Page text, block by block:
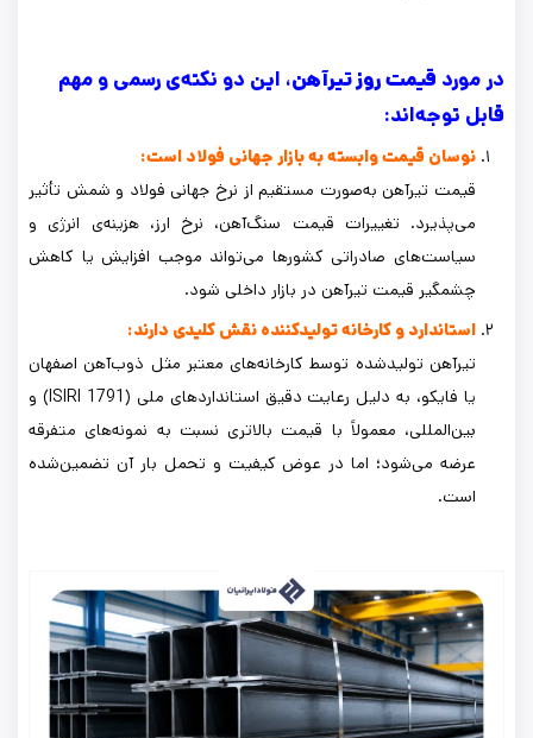
در مورد قیمت روز تیرآهن، این دو نکته‌ی رسمی و مهم
قابل توجه‌اند:
نوسان قیمت وابسته به بازار جهانی فولاد است:
قیمت تیرآهن به‌صورت مستقیم از نرخ جهانی فولاد و شمش تأثیر
می‌پذیرد. تغییرات قیمت سنگ‌آهن، نرخ ارز، هزینه‌ی انرژی و
سیاست‌های صادراتی کشورها می‌تواند موجب افزایش یا کاهش
چشمگیر قیمت تیرآهن در بازار داخلی شود.
استاندارد و کارخانه تولیدکننده نقش کلیدی دارند:
تیرآهن تولیدشده توسط کارخانه‌های معتبر مثل ذوب‌آهن اصفهان
یا فایکو، به دلیل رعایت دقیق استانداردهای ملی (ISIRI 1791) و
بین‌المللی، معمولاً با قیمت بالاتری نسبت به نمونه‌های متفرقه
عرضه می‌شود؛ اما در عوض کیفیت و تحمل بار آن تضمین‌شده
است.